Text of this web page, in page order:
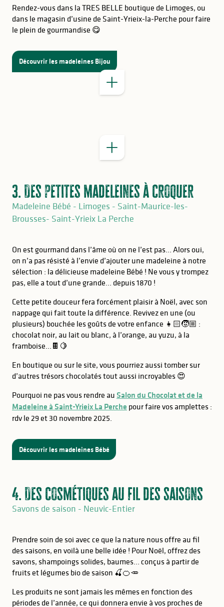
Rendez-vous dans la TRES BELLE boutique de Limoges, ou
dans le magasin d’usine de Saint-Yrieix-la-Perche pour faire
le plein de gourmandise 😋
Découvrir les madeleines Bijou
Magasin d’usine
3. Des petites madeleines à croquer
Madeleine Bébé - Limoges - Saint-Maurice-les-
Brousses- Saint-Yrieix La Perche
On est gourmand dans l’âme où on ne l’est pas… Alors oui,
on n’a pas résisté à l’envie d’ajouter une madeleine à notre
sélection : la délicieuse madeleine Bébé ! Ne vous y trompez
pas, elle a tout d’une grande… depuis 1870 !
Cette petite douceur fera forcément plaisir à Noël, avec son
nappage qui fait toute la différence. Revivez en une (ou
plusieurs) bouchée les goûts de votre enfance 👧🏻🧒🏼 :
chocolat noir, au lait ou blanc, à l’orange, au yuzu, à la
framboise…🍫🍋
En boutique ou sur le site, vous pourriez aussi tomber sur
d’autres trésors chocolatés tout aussi incroyables 😍
Pourquoi ne pas vous rendre au Salon du Chocolat et de la
Madeleine à Saint-Yrieix La Perche pour faire vos amplettes :
rdv le 29 et 30 novembre 2025.
Découvrir les madeleines Bébé
4. Des cosmétiques au fil des saisons
Savons de saison - Neuvic-Entier
Prendre soin de soi avec ce que la nature nous offre au fil
des saisons, en voilà une belle idée ! Pour Noël, offrez des
savons, shampoings solides, baumes… conçus à partir de
fruits et légumes bio de saison 🍒🍊🥕
Les produits ne sont jamais les mêmes en fonction des
périodes de l’année, ce qui donnera envie à vos proches de